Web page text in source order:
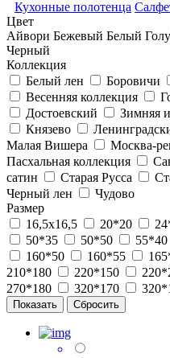
Кухонные полотенца
Цвет
Айвори Бежевый Белый
Черный
Коллекция
Белый лен
Боровичи
Весенняя коллекция
Достоевский
Зимняя
Князево
Малая Вишера
Москва-
Пасхальная коллекция
сатин
Старая Русса
Черный лен
Чудово
Размер
16,5х16,5
20*20
50*35
50*50 55*40
160*50
160*55
210*180
220*150
270*180
320*170